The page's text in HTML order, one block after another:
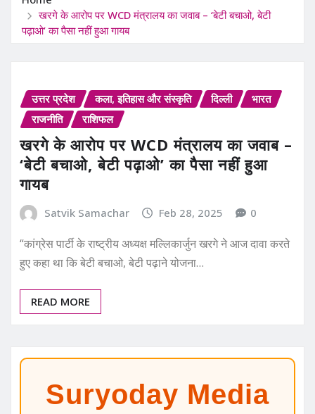
खरगे के आरोप पर WCD मंत्रालय का जवाब – ‘बेटी बचाओ, बेटी
पढ़ाओ’ का पैसा नहीं हुआ गायब
उत्तर प्रदेश कला, इतिहास और संस्कृति दिल्ली
भारत
राजनीति
राशिफल
खरगे के आरोप पर WCD मंत्रालय का जवाब –
‘बेटी बचाओ, बेटी पढ़ाओ’ का पैसा नहीं हुआ
गायब
Satvik Samachar Feb 28, 2025 0
“कांग्रेस पार्टी के राष्ट्रीय अध्यक्ष मल्लिकार्जुन खरगे ने आज दावा करते
हुए कहा था कि बेटी बचाओ, बेटी पढ़ाने योजना…
READ MORE
Suryoday Media